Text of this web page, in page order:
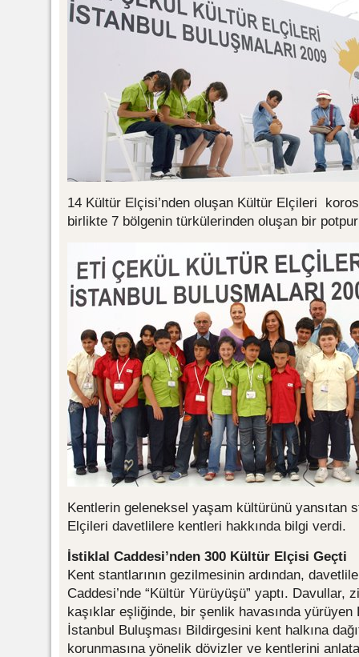
14 Kültür Elçisi’nden oluşan Kültür Elçileri
birlikte 7 bölgenin türkülerinden oluşan bir
Kentlerin geleneksel yaşam kültürünü yansıtan
Elçileri davetlilere kentleri hakkında bilgi verdi.
İstiklal Caddesi’nden 300 Kültür Elçisi Geçti
Kent stantlarının gezilmesinin ardından,
Caddesi’nde “Kültür Yürüyüşü” yaptı. Davullar,
kaşıklar eşliğinde, bir şenlik havasında yürüyen
İstanbul Buluşması Bildirgesini kent halkına
korunmasına yönelik dövizler ve kentlerini